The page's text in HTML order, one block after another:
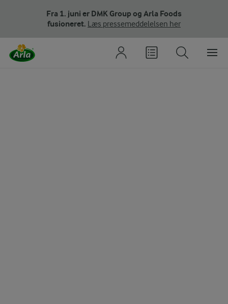
Fra 1. juni er DMK Group og Arla Foods
fusioneret. Læs pressemeddelelsen her